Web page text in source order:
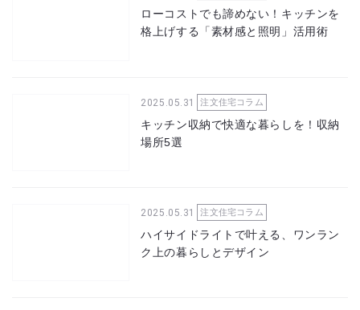
ローコストでも諦めない！キッチンを
格上げする「素材感と照明」活用術
2025.05.31 注文住宅コラム
キッチン収納で快適な暮らしを！収納
場所5選
2025.05.31 注文住宅コラム
ハイサイドライトで叶える、ワンラン
ク上の暮らしとデザイン